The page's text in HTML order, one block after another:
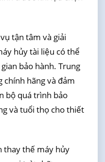
tận tâm và giải
hủy tài liệu có thể
bảo hành. Trung
chính hãng và đảm
bộ quá trình bảo
và tuổi thọ cho thiết
thay thế máy hủy